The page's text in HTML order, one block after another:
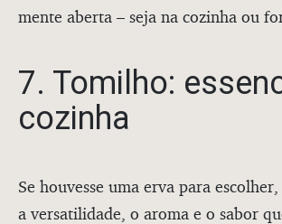
mente aberta – seja na cozinha ou
7. Tomilho:
cozinha
Se houvesse uma erva para
a versatilidade, o aroma e o sabor